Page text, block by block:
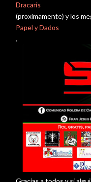
Dracaris
(proximamente) y los
Papel y Dados
.